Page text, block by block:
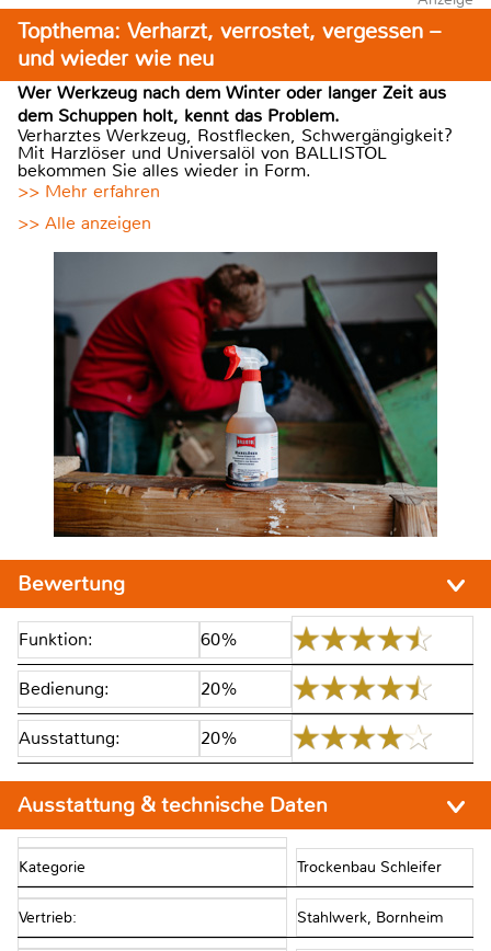
Topthema: Verharzt, verrostet, vergessen –
und wieder wie neu
Wer Werkzeug nach dem Winter oder langer Zeit aus
dem Schuppen holt, kennt das Problem.
Verharztes Werkzeug, Rostflecken, Schwergängigkeit?
Mit Harzlöser und Universalöl von BALLISTOL
bekommen Sie alles wieder in Form.
>> Mehr erfahren
>> Alle anzeigen
Bewertung
Funktion: 60%
Bedienung: 20%
Ausstattung: 20%
Ausstattung & technische Daten
Kategorie Trockenbau Schleifer
Vertrieb: Stahlwerk, Bornheim